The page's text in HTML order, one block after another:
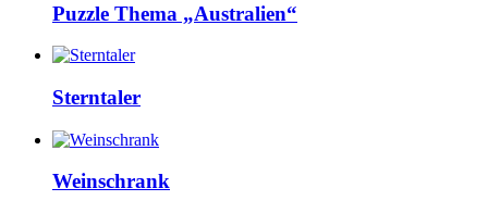
Puzzle Thema „Australien“
Sterntaler
Weinschrank